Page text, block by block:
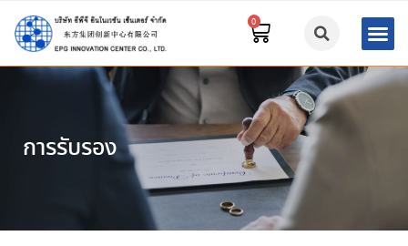
การรับรอง